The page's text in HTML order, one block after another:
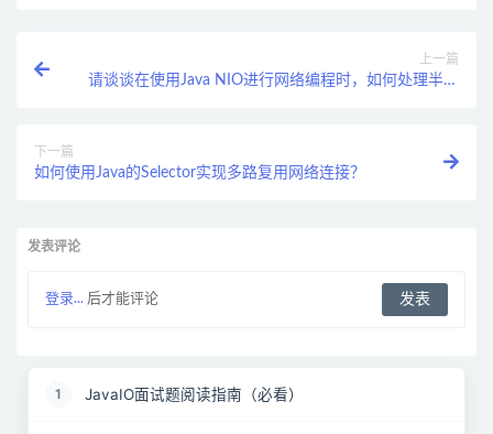
上一篇
请谈谈在使用Java NIO进行网络编程时，如何处理半关
下一篇
如何使用Java的Selector实现多路复用网络连接？
发表评论
登录... 后才能评论
1 JavaIO面试题阅读指南（必看）